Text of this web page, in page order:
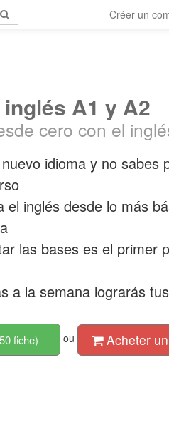
Créer un
A1 y A2
cero con el
idioma y no sabes
el inglés desde lo más
las bases es el primer
a la semana lograrás
fiche) ou Acheter